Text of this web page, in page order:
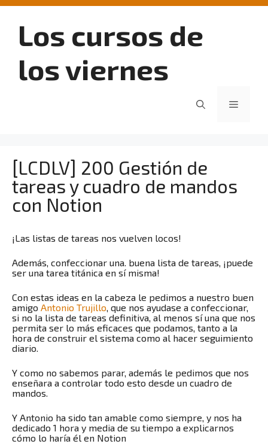
Saltar
contenidoLos cursos de
los viernes
Menú
[LCDLV] 200 Gestión de
tareas y cuadro de mandos
con Notion
¡Las listas de tareas nos vuelven locos!
Además, confeccionar una. buena lista de tareas, ¡puede
ser una tarea titánica en sí misma!
Con estas ideas en la cabeza le pedimos a nuestro buen
amigo Antonio Trujillo, que nos ayudase a confeccionar,
si no la lista de tareas definitiva, al menos sí una que nos
permita ser lo más eficaces que podamos, tanto a la
hora de construir el sistema como al hacer seguimiento
diario.
Y como no sabemos parar, además le pedimos que nos
enseñara a controlar todo esto desde un cuadro de
mandos.
Y Antonio ha sido tan amable como siempre, y nos ha
dedicado 1 hora y media de su tiempo a explicarnos
cómo lo haría él en Notion